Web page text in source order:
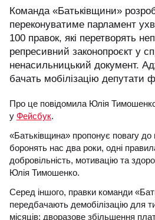
Команда «Батьківщини»
переконуватиме парламент
100 правок, які перетворять
репресивний законопроєкт у
ненасильницький документ.
бачать мобілізацію депутати
Про це повідомила Юлія Тимошенко
у Фейсбук.
«Батьківщина» пропонує повагу до
боронять нас два роки, одні
добровільність, мотивацію та
Юлія Тимошенко.
Серед іншого, правки команди
передбачають демобілізацію для
місяців; дворазове збільшення